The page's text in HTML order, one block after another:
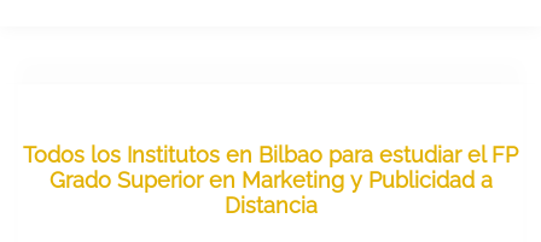
Todos los Institutos en Bilbao para estudiar el FP
Grado Superior en Marketing y Publicidad a
Distancia